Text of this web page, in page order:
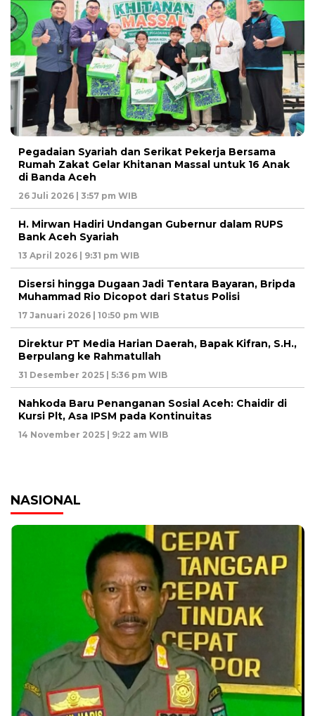
Pegadaian Syariah dan Serikat Pekerja Bersama
Rumah Zakat Gelar Khitanan Massal untuk 16 Anak
di Banda Aceh
26 Juli 2026 | 3:57 pm WIB
H. Mirwan Hadiri Undangan Gubernur dalam RUPS
Bank Aceh Syariah
13 April 2026 | 9:31 pm WIB
Disersi hingga Dugaan Jadi Tentara Bayaran, Bripda
Muhammad Rio Dicopot dari Status Polisi
17 Januari 2026 | 10:50 pm WIB
Direktur PT Media Harian Daerah, Bapak Kifran, S.H.,
Berpulang ke Rahmatullah
31 Desember 2025 | 5:36 pm WIB
Nahkoda Baru Penanganan Sosial Aceh: Chaidir di
Kursi Plt, Asa IPSM pada Kontinuitas
14 November 2025 | 9:22 am WIB
NASIONAL